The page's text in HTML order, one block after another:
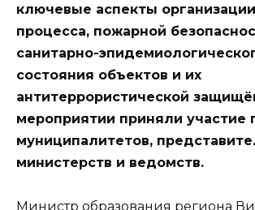
ключевые аспекты
процесса, пожарной
санитарно-
состояния объектов и их
антитеррористической
мероприятии приняли участие
муниципалитетов,
министерств и ведомств.
Министр образования региона